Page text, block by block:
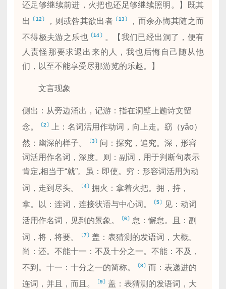
还足够继续前进，火把也还足够继续照明。】既其
出
〔12〕 ，则或咎其欲出者 〔13〕
，而余亦悔其随之而
不得极夫游之乐也 〔14〕 。【我们已经出洞了，便有
人责怪那要求退出来的人，我也后悔自己随从他
们，以至不能享受尽那游览的乐趣。】
文言现象
侧出：从旁边涌出，记游：指在洞壁上题诗文留
念。
〔2〕
上：名词活用作动词，向上走。窈（yǎo）
然：幽深的样子。
〔3〕 问：探究，追究。深，形容
词活用作名词，深度。则：副词，用于判断句表示
肯定,相当于“就”。虽：即使。穷：形容词活用为动
词，走到尽头。
〔4〕 拥火：拿着火把。拥，持，
拿。以：连词，连接状语与中心词。
〔5〕
见：动词
活用作名词，见到的景象。
〔6〕 怠：懈怠。且：副
词，将，将要。
〔7〕 盖：表猜测的发语词，大概。
尚：还。不能十一：不及十分之一。不能：不及，
不到。十一：十分之一的简称。
〔8〕 而：表递进的
连词，并且，而且。
〔9〕 盖：表猜测的发语词，大